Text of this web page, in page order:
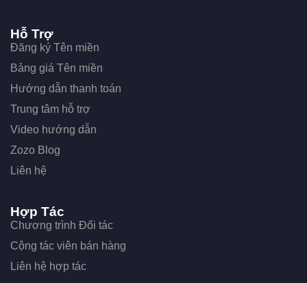
Hỗ Trợ
Đăng ký Tên miền
Bảng giá Tên miền
Hướng dẫn thanh toán
Trung tâm hỗ trợ
Video hướng dẫn
Zozo Blog
Liên hệ
Hợp Tác
Chương trình Đối tác
Cộng tác viên bán hàng
Liên hệ hợp tác